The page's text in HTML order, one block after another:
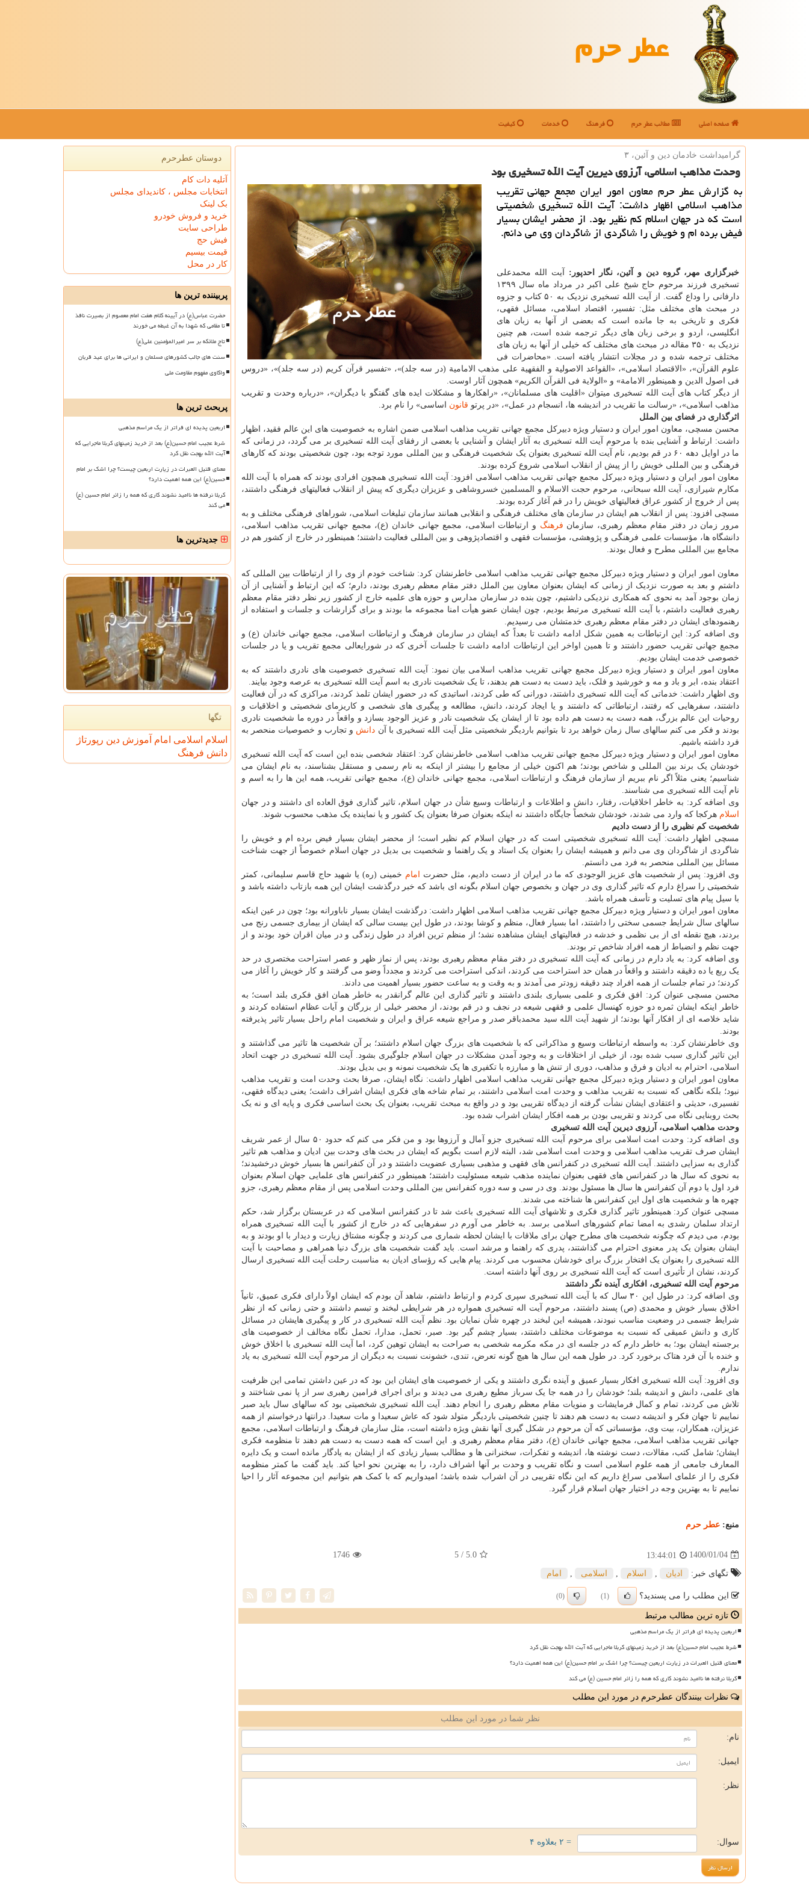
عطر حرم
صفحه اصلی مطالب عطر حرم فرهنگ خدمات کیفیت
گرامیداشت خادمان دین و آئین، ۳
وحدت مذاهب اسلامی، آرزوی دیرین آیت الله تسخیری بود
به گزارش عطر حرم معاون امور ایران مجمع جهانی تقریب
مذاهب اسلامی اظهار داشت: آیت الله تسخیری شخصیتی
است که در جهان اسلام کم نظیر بود. از محضر ایشان بسیار
فیض برده ام و خویش را شاگردی از شاگردان وی می دانم.
خبرگزاری مهر، گروه دین و آئین، نگار احدپور:
آیت الله محمدعلی
تسخیری فرزند مرحوم حاج شیخ علی اکبر در مرداد ماه سال ۱۳۹۹
دارفانی را وداع گفت. از آیت الله تسخیری نزدیک به ۵۰ کتاب و جزوه
در مبحث های مختلف مثل: تفسیر، اقتصاد اسلامی، مسائل فقهی،
فکری و تاریخی به جا مانده است که بعضی از آنها به زبان های
انگلیسی، اردو و برخی زبان های دیگر ترجمه شده است، هم چنین
نزدیک به ۳۵۰ مقاله در مبحث های مختلف که خیلی از آنها به زبان های
مختلف ترجمه شده و در مجلات انتشار یافته است. «محاضرات فی
علوم القرآن»، «الاقتصاد اسلامی»، «القواعد الاصولیة و الفقهیة علی مذهب الامامیة (در سه جلد)»، «تفسیر قرآن کریم (در سه جلد)»، «دروس
فی اصول الدین و همینطور الامامة» و «الولایة فی القرآن الکریم» همچون آثار اوست.
از دیگر کتاب های آیت الله تسخیری میتوان «اقلیت های مسلمانان»، «راهکارها و مشکلات ایده های گفتگو با دیگران»، «درباره وحدت و تقریب
مذاهب اسلامی»، «رسالت ما تقریب در اندیشه ها، انسجام در عمل»، «در پرتو قانون اساسی» را نام برد.
اثرگذاری در فضای بین الملل
محسن مسچی، معاون امور ایران و دستیار ویژه دبیرکل مجمع جهانی تقریب مذاهب اسلامی ضمن اشاره به خصوصیت های این عالم فقید، اظهار
داشت: ارتباط و آشنایی بنده با مرحوم آیت الله تسخیری به آثار ایشان و آشنایی با بعضی از رفقای آیت الله تسخیری بر می گردد، در زمانی که
ما در اوایل دهه ۶۰ در قم بودیم، نام آیت الله تسخیری بعنوان یک شخصیت فرهنگی و بین المللی مورد توجه بود، چون شخصیتی بودند که کارهای
فرهنگی و بین المللی خویش را از پیش از انقلاب اسلامی شروع کرده بودند.
معاون امور ایران و دستیار ویژه دبیرکل مجمع جهانی تقریب مذاهب اسلامی افزود: آیت الله تسخیری همچون افرادی بودند که همراه با آیت الله
مکارم شیرازی، آیت الله سبحانی، مرحوم حجت الاسلام و المسلمین خسروشاهی و عزیزان دیگری که پیش از انقلاب فعالیتهای فرهنگی داشتند،
پس از خروج از کشور عراق فعالیتهای خویش را در قم آغاز کرده بودند.
مسچی افزود: پس از انقلاب هم ایشان در سازمان های مختلف فرهنگی و انقلابی همانند سازمان تبلیغات اسلامی، شوراهای فرهنگی مختلف و به
مرور زمان در دفتر مقام معظم رهبری، سازمان فرهنگ و ارتباطات اسلامی، مجمع جهانی خاندان (ع)، مجمع جهانی تقریب مذاهب اسلامی،
دانشگاه ها، مؤسسات علمی فرهنگی و پژوهشی، مؤسسات فقهی و اقتصادپژوهی و بین المللی فعالیت داشتند؛ همینطور در خارج از کشور هم در
مجامع بین المللی مطرح و فعال بودند.
معاون امور ایران و دستیار ویژه دبیرکل مجمع جهانی تقریب مذاهب اسلامی خاطرنشان کرد: شناخت خودم از وی را از ارتباطات بین المللی که
داشتم و بعد به صورت نزدیک از زمانی که ایشان بعنوان معاون بین الملل دفتر مقام معظم رهبری بودند، دارم؛ که این ارتباط و آشنایی از آن
زمان بوجود آمد به نحوی که همکاری نزدیکی داشتیم، چون بنده در سازمان مدارس و حوزه های علمیه خارج از کشور زیر نظر دفتر مقام معظم
رهبری فعالیت داشتم، با آیت الله تسخیری مرتبط بودیم، چون ایشان عضو هیأت امنا مجموعه ما بودند و برای گزارشات و جلسات و استفاده از
رهنمودهای ایشان در دفتر مقام معظم رهبری خدمتشان می رسیدیم.
وی اضافه کرد: این ارتباطات به همین شکل ادامه داشت تا بعداً که ایشان در سازمان فرهنگ و ارتباطات اسلامی، مجمع جهانی خاندان (ع) و
مجمع جهانی تقریب حضور داشتند و تا همین اواخر این ارتباطات ادامه داشت تا جلسات آخری که در شورایعالی مجمع تقریب و یا در جلسات
خصوصی خدمت ایشان بودیم.
معاون امور ایران و دستیار ویژه دبیرکل مجمع جهانی تقریب مذاهب اسلامی بیان نمود: آیت الله تسخیری خصوصیت های نادری داشتند که به
اعتقاد بنده، ابر و باد و مه و خورشید و فلک، باید دست به دست هم بدهند، تا یک شخصیت نادری به اسم آیت الله تسخیری به عرصه وجود بیایند.
وی اظهار داشت: خدماتی که آیت الله تسخیری داشتند، دورانی که طی کردند، اساتیدی که در حضور ایشان تلمذ کردند، مراکزی که در آن فعالیت
داشتند، سفرهایی که رفتند، ارتباطاتی که داشتند و یا ایجاد کردند، دانش، مطالعه و پیگیری های شخصی و کاریزمای شخصیتی و اخلاقیات و
روحیات این عالم بزرگ، همه دست به دست هم داده بود تا از ایشان یک شخصیت نادر و عزیز الوجود بسازد و واقعاً در دوره ما شخصیت نادری
بودند و فکر می کنم سالهای سال زمان خواهد برد تا بتوانیم باردیگر شخصیتی مثل آیت الله تسخیری با آن دانش و تجارب و خصوصیات منحصر به
فرد داشته باشیم.
معاون امور ایران و دستیار ویژه دبیرکل مجمع جهانی تقریب مذاهب اسلامی خاطرنشان کرد: اعتقاد شخصی بنده این است که آیت الله تسخیری
خودشان یک برند بین المللی و شاخص بودند؛ هم اکنون خیلی از مجامع را بیشتر از اینکه به نام رسمی و مستقل بشناسند، به نام ایشان می
شناسیم؛ یعنی مثلاً اگر نام ببریم از سازمان فرهنگ و ارتباطات اسلامی، مجمع جهانی خاندان (ع)، مجمع جهانی تقریب، همه این ها را به اسم و
نام آیت الله تسخیری می شناسند.
وی اضافه کرد: به خاطر اخلاقیات، رفتار، دانش و اطلاعات و ارتباطات وسیع شأن در جهان اسلام، تاثیر گذاری فوق العاده ای داشتند و در جهان
اسلام هرکجا که وارد می شدند، خودشان شخصاً جایگاه داشتند نه اینکه بعنوان صرفا بعنوان یک کشور و یا نماینده یک مذهب محسوب شوند.
شخصیت کم نظیری را از دست دادیم
مسچی اظهار داشت: آیت الله تسخیری شخصیتی است که در جهان اسلام کم نظیر است؛ از محضر ایشان بسیار فیض برده ام و خویش را
شاگردی از شاگردان وی می دانم و همیشه ایشان را بعنوان یک استاد و یک راهنما و شخصیت بی بدیل در جهان اسلام خصوصاً از جهت شناخت
مسائل بین المللی منحصر به فرد می دانستم.
وی افزود: پس از شخصیت های عزیز الوجودی که ما در ایران از دست دادیم، مثل حضرت
امام خمینی (ره) یا شهید حاج قاسم سلیمانی، کمتر
شخصیتی را سراغ دارم که تاثیر گذاری وی در جهان و بخصوص جهان اسلام بگونه ای باشد که خبر درگذشت ایشان این همه بازتاب داشته باشد و
با سیل پیام های تسلیت و تأسف همراه باشد.
معاون امور ایران و دستیار ویژه دبیرکل مجمع جهانی تقریب مذاهب اسلامی اظهار داشت: درگذشت ایشان بسیار ناباورانه بود؛ چون در عین اینکه
سالهای سال شرایط جسمی سختی را داشتند، اما بسیار فعال، منظم و کوشا بودند، در طول این بیست سالی که ایشان از بیماری جسمی رنج می
بردند، هیچ نقطه ای از بی نظمی و خدشه در فعالیتهای ایشان مشاهده نشد؛ از منظم ترین افراد در طول زندگی و در میان اقران خود بودند و از
جهت نظم و انضباط از همه افراد شاخص تر بودند.
وی اضافه کرد: به یاد دارم در زمانی که آیت الله تسخیری در دفتر مقام معظم رهبری بودند، پس از نماز ظهر و عصر استراحت مختصری در حد
یک ربع یا ده دقیقه داشتند و واقعاً در همان حد استراحت می کردند، اندکی استراحت می کردند و مجدداً وضو می گرفتند و کار خویش را آغاز می
کردند؛ در تمام جلسات از همه افراد چند دقیقه زودتر می آمدند و به وقت و به ساعت حضور بسیار اهمیت می دادند.
محسن مسچی عنوان کرد: افق فکری و علمی بسیاری بلندی داشتند و تاثیر گذاری این عالم گرانقدر به خاطر همان افق فکری بلند است؛ به
خاطر اینکه ایشان ثمره دو حوزه کهنسال علمی و فقهی شیعه در نجف و در قم بودند، از محضر خیلی از بزرگان و آیات عظام استفاده کردند و
شاید خلاصه ای از افکار آنها بودند؛ از شهید آیت الله سید محمدباقر صدر و مراجع شیعه عراق و ایران و شخصیت امام راحل بسیار تاثیر پذیرفته
بودند.
وی خاطرنشان کرد: به واسطه ارتباطات وسیع و مذاکراتی که با شخصیت های بزرگ جهان اسلام داشتند؛ بر آن شخصیت ها تاثیر می گذاشتند و
این تاثیر گذاری سبب شده بود، از خیلی از اختلافات و به وجود آمدن مشکلات در جهان اسلام جلوگیری بشود. آیت الله تسخیری در جهت اتحاد
اسلامی، احترام به ادیان و فرق و مذاهب، دوری از تنش ها و مبارزه با تکفیری ها یک شخصیت نمونه و بی بدیل بودند.
معاون امور ایران و دستیار ویژه دبیرکل مجمع جهانی تقریب مذاهب اسلامی اظهار داشت: نگاه ایشان، صرفا بحث وحدت امت و تقریب مذاهب
نبود؛ بلکه نگاهی که نسبت به تقریب مذاهب و وحدت امت اسلامی داشتند، بر تمام شاخه های فکری ایشان اشراف داشت؛ یعنی دیدگاه فقهی،
تفسیری، حدیثی و اعتقادی ایشان نشأت گرفته از دیدگاه تقریبی بود و در واقع به مبحث تقریب، بعنوان یک بحث اساسی فکری و پایه ای و نه یک
بحث روبنایی نگاه می کردند و تقریبی بودن بر همه افکار ایشان اشراب شده بود.
وحدت مذاهب اسلامی، آرزوی دیرین آیت الله تسخیری
وی اضافه کرد: وحدت امت اسلامی برای مرحوم آیت الله تسخیری جزو آمال و آرزوها بود و من فکر می کنم که حدود ۵۰ سال از عمر شریف
ایشان صرف تقریب مذاهب اسلامی و وحدت امت اسلامی شد، البته لازم است بگویم که ایشان در بحث های وحدت بین ادیان و مذاهب هم تاثیر
گذاری به سزایی داشتند. آیت الله تسخیری در کنفرانس های فقهی و مذهبی بسیاری عضویت داشتند و در آن کنفرانس ها بسیار خوش درخشیدند؛
به نحوی که سال ها در کنفرانس های فقهی بعنوان نماینده مذهب شیعه مسئولیت داشتند؛ همینطور در کنفرانس های علمایی جهان اسلام بعنوان
فرد اول یا دوم آن کنفرانس ها سال ها مسئول بودند. وی در سی و سه دوره کنفرانس بین المللی وحدت اسلامی پس از مقام معظم رهبری، جزو
چهره ها و شخصیت های اول این کنفرانس ها شناخته می شدند.
مسچی عنوان کرد: همینطور تاثیر گذاری فکری و تلاشهای آیت الله تسخیری باعث شد تا در کنفرانس اسلامی که در عربستان برگزار شد، حکم
ارتداد سلمان رشدی به امضا تمام کشورهای اسلامی برسد. به خاطر می آورم در سفرهایی که در خارج از کشور با آیت الله تسخیری همراه
بودم، می دیدم که چگونه شخصیت های مطرح جهان برای ملاقات با ایشان لحظه شماری می کردند و چگونه مشتاق زیارت و دیدار با او بودند و به
ایشان بعنوان یک پدر معنوی احترام می گذاشتند، پدری که راهنما و مرشد است. باید گفت شخصیت های بزرگ دنیا همراهی و مصاحبت با آیت
الله تسخیری را بعنوان یک افتخار بزرگ برای خودشان محسوب می کردند. پیام هایی که رؤسای ادیان به مناسبت رحلت آیت الله تسخیری ارسال
کردند، نشان از تأثیری است که آیت الله تسخیری بر روی آنها داشته است.
مرحوم آیت الله تسخیری، افکاری آینده نگر داشتند
وی اضافه کرد: در طول این ۳۰ سال که با آیت الله تسخیری سپری کردم و ارتباط داشتم، شاهد آن بودم که ایشان اولاً دارای فکری عمیق، ثانیاً
اخلاق بسیار خوش و محمدی (ص) پسند داشتند، مرحوم آیت اله تسخیری همواره در هر شرایطی لبخند و تبسم داشتند و حتی زمانی که از نظر
شرایط جسمی در وضعیت مناسب نبودند، همیشه این لبخند در چهره شأن نمایان بود. نظم آیت الله تسخیری در کار و پیگیری هایشان در مسائل
کاری و دانش عمیقی که نسبت به موضوعات مختلف داشتند، بسیار چشم گیر بود. صبر، تحمل، مدارا، تحمل نگاه مخالف از خصوصیت های
برجسته ایشان بود؛ به خاطر دارم که در جلسه ای در مکه مکرمه شخصی به صراحت به ایشان توهین کرد، اما آیت الله تسخیری با اخلاق خوش
و خنده با آن فرد هتاک برخورد کرد. در طول همه این سال ها هیچ گونه تعرض، تندی، خشونت نسبت به دیگران از مرحوم آیت الله تسخیری به یاد
ندارم.
وی افزود: آیت الله تسخیری افکار بسیار عمیق و آینده نگری داشتند و یکی از خصوصیت های ایشان این بود که در عین داشتن تمامی این ظرفیت
های علمی، دانش و اندیشه بلند؛ خودشان را در همه جا یک سرباز مطیع رهبری می دیدند و برای اجرای فرامین رهبری سر از پا نمی شناختند و
تلاش می کردند، تمام و کمال فرمایشات و منویات مقام معظم رهبری را انجام دهند. آیت الله تسخیری شخصیتی بود که سالهای سال باید صبر
نماییم تا جهان فکر و اندیشه دست به دست هم دهند تا چنین شخصیتی باردیگر متولد شود که عاش سعیدا و مات سعیدا. درانتها درخواستم از همه
عزیزان، همکاران، بیت وی، مؤسساتی که آن مرحوم در شکل گیری آنها نقش ویژه داشته است، مثل سازمان فرهنگ و ارتباطات اسلامی، مجمع
جهانی تقریب مذاهب اسلامی، مجمع جهانی خاندان (ع)، دفتر مقام معظم رهبری و. این است که همه دست به دست هم دهند تا منظومه فکری
ایشان؛ شامل کتب، مقالات، دست نوشته ها، اندیشه و تفکرات، سخنرانی ها و مطالب بسیار زیادی که از ایشان به یادگار مانده است و یک دایره
المعارف جامعی از همه علوم اسلامی است و نگاه تقریب و وحدت بر آنها اشراف دارد، را به بهترین نحو احیا کند. باید گفت ما کمتر منظومه
فکری را از علمای اسلامی سراغ داریم که این نگاه تقریبی در آن اشراب شده باشد؛ امیدواریم که با کمک هم بتوانیم این مجموعه آثار را احیا
نماییم تا به بهترین وجه در اختیار جهان اسلام قرار گیرد.
منبع: عطر حرم
1400/01/04
13:44:01
5.0
/ 5
1746
تگهای خبر: ادیان اسلام اسلامی امام
این مطلب را می پسندید؟ (1)
(0)
تازه ترین مطالب مرتبط
اربعین پدیده ای فراتر از یک مراسم مذهبی
شرط عجیب امام حسین(ع) بعد از خرید زمینهای کربلا ماجرایی که آیت الله بهجت نقل کرد
معنای قتیل العبرات در زیارت اربعین چیست؟ چرا اشک بر امام حسین(ع) این همه اهمیت دارد؟
کربلا نرفته ها ناامید نشوند کاری که همه را زائر امام حسین (ع) می کند
نظرات بینندگان عطرحرم در مورد این مطلب
نظر شما در مورد این مطلب
نام:
ایمیل:
نظر:
سوال: = ۲ بعلاوه ۴
دوستان عطرحرم
آتلیه دات کام
انتخابات مجلس ، کاندیدای مجلس
بک لینک
خرید و فروش خودرو
طراحی سایت
فیش حج
قیمت بیسیم
کار در محل
پربیننده ترین ها
حضرت عباس(ع) در آیینه کلام هفت امام معصوم از بصیرت نافذ
تا مقامی که شهدا به آن غبطه می خورند
تاج ملائکه بر سر امیرالمؤمنین علی(ع)
سنت های جالب کشورهای مسلمان و ایرانی ها برای عید قربان
واکاوی مفهوم مقاومت ملی
پربحث ترین ها
اربعین پدیده ای فراتر از یک مراسم مذهبی
شرط عجیب امام حسین(ع) بعد از خرید زمینهای کربلا ماجرایی که
آیت الله بهجت نقل کرد
معنای قتیل العبرات در زیارت اربعین چیست؟ چرا اشک بر امام
حسین(ع) این همه اهمیت دارد؟
کربلا نرفته ها ناامید نشوند کاری که همه را زائر امام حسین (ع)
می کند
جدیدترین ها
تگها
اسلام اسلامی امام آموزش دین رپورتاژ
دانش فرهنگ